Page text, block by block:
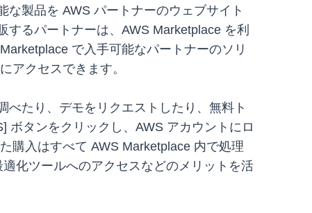
製品を AWS パートナーのウェブサイト
るパートナーは、AWS Marketplace を利
で入手可能なパートナーのソリ
アクセスできます。
たり、デモをリクエストしたり、無料ト
ボタンをクリックし、AWS アカウントにロ
購入はすべて AWS Marketplace 内で処理
化ツールへのアクセスなどのメリットを活